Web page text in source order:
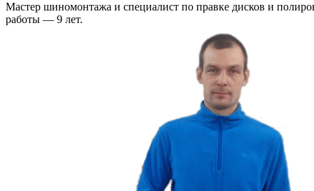
Мастер шиномонтажа и специалист по правке дисков и
работы — 9 лет.